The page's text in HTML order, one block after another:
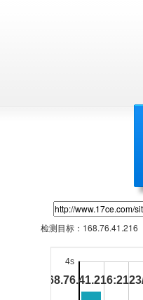
检测目标： 168.76.41.216